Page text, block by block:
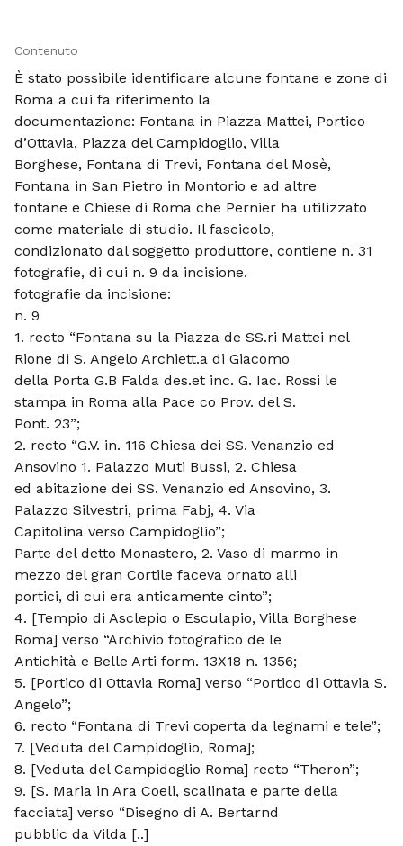
Contenuto
È stato possibile identificare alcune fontane e zone di
Roma a cui fa riferimento la
documentazione: Fontana in Piazza Mattei, Portico
d’Ottavia, Piazza del Campidoglio, Villa
Borghese, Fontana di Trevi, Fontana del Mosè,
Fontana in San Pietro in Montorio e ad altre
fontane e Chiese di Roma che Pernier ha utilizzato
come materiale di studio. Il fascicolo,
condizionato dal soggetto produttore, contiene n. 31
fotografie, di cui n. 9 da incisione.
fotografie da incisione:
n. 9
1. recto “Fontana su la Piazza de SS.ri Mattei nel
Rione di S. Angelo Archiett.a di Giacomo
della Porta G.B Falda des.et inc. G. Iac. Rossi le
stampa in Roma alla Pace co Prov. del S.
Pont. 23”;
2. recto “G.V. in. 116 Chiesa dei SS. Venanzio ed
Ansovino 1. Palazzo Muti Bussi, 2. Chiesa
ed abitazione dei SS. Venanzio ed Ansovino, 3.
Palazzo Silvestri, prima Fabj, 4. Via
Capitolina verso Campidoglio”;
Parte del detto Monastero, 2. Vaso di marmo in
mezzo del gran Cortile faceva ornato alli
portici, di cui era anticamente cinto”;
4. [Tempio di Asclepio o Esculapio, Villa Borghese
Roma] verso “Archivio fotografico de le
Antichità e Belle Arti form. 13X18 n. 1356;
5. [Portico di Ottavia Roma] verso “Portico di Ottavia S.
Angelo”;
6. recto “Fontana di Trevi coperta da legnami e tele”;
7. [Veduta del Campidoglio, Roma];
8. [Veduta del Campidoglio Roma] recto “Theron”;
9. [S. Maria in Ara Coeli, scalinata e parte della
facciata] verso “Disegno di A. Bertarnd
pubblic da Vilda [..]